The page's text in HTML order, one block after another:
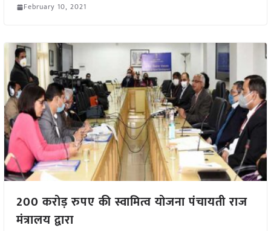
February 10, 2021
200 करोड़ रुपए की स्वामित्व योजना पंचायती राज
मंत्रालय द्वारा